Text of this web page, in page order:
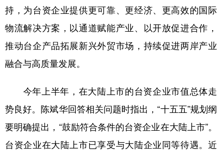
四川 贵州 云南 西藏
陕西 甘肃 青海 宁夏
新疆 内蒙古 黑龙江
English Español Français عربى
Русский язык 日本語 한국어
Deutsch Português
持，为台资企业提供更可靠、更经济、更高效的国际
物流解决方案，以通道赋能产业、以开放促进合作，
推动台企产品拓展新兴外贸市场，持续促进两岸产业
融合与高质量发展。
今年上半年，在大陆上市的台资企业市值总体走
势良好。陈斌华回答相关问题时指出，“十五五”规划纲
要明确提出，“鼓励符合条件的台资企业在大陆上市”。
台资企业在大陆上市已享受与大陆企业同等待遇。近